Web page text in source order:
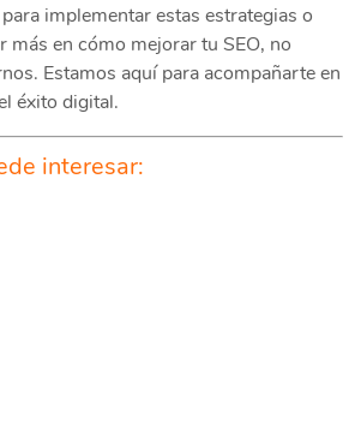
implementar estas estrategias o
más en cómo mejorar tu SEO, no
Estamos aquí para acompañarte en
éxito digital.
interesar: